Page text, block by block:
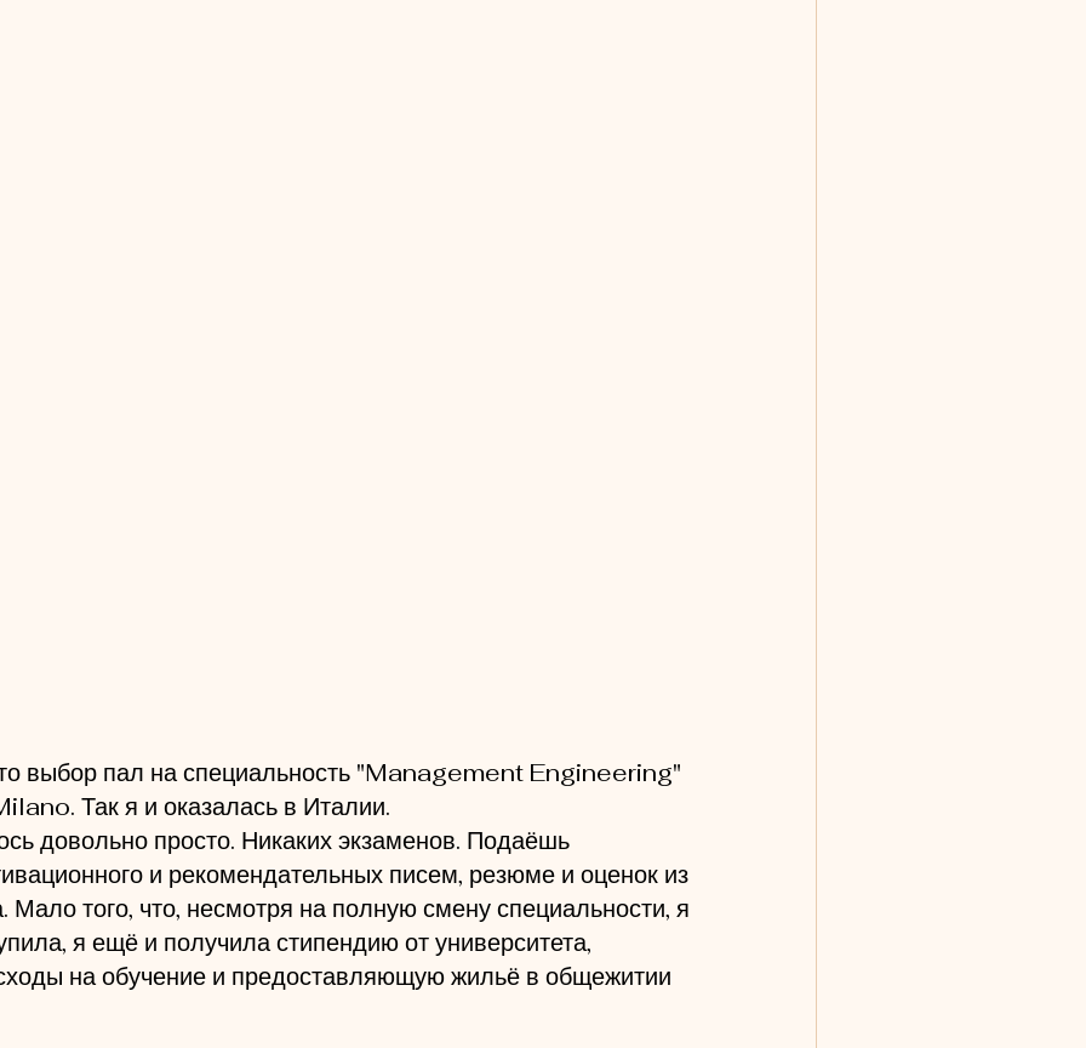
выбор пал на специальность "Management Engineering"
Так я и оказалась в Италии.
довольно просто. Никаких экзаменов. Подаёшь
и рекомендательных писем, резюме и оценок из
Мало того, что, несмотря на полную смену специальности, я
я ещё и получила стипендию от университета,
на обучение и предоставляющую жильё в общежитии